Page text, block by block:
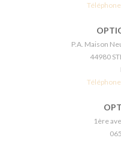
Téléphone
P.A. Maison
44980
Téléphone
1ère